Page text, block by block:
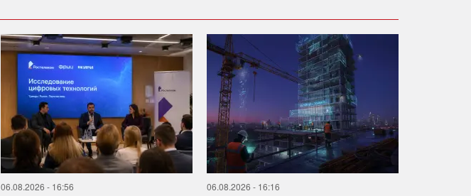
06.08.2026 - 16:56 06.08.2026 - 16:16